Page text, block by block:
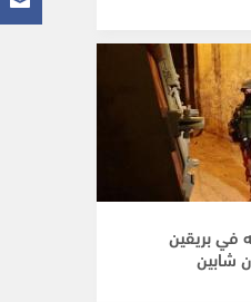
في بريقين
شابين